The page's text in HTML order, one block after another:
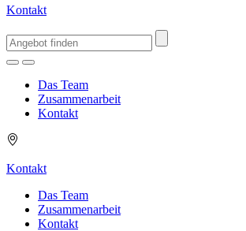
Kontakt
Das Team
Zusammenarbeit
Kontakt
Kontakt
Das Team
Zusammenarbeit
Kontakt